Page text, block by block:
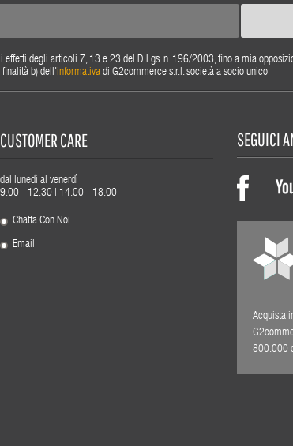
effetti degli articoli 7, 13 e 23 del D.Lgs. n. 196/2003, fino a mia
b) dell'informativadi G2commerce s.r.l. società a socio unico
CUSTOMER CARE
dal lunedì al venerdì
9.00 - 12.30 | 14.00 - 18.00
Chatta Con Noi
Email
SEGUICI
Acquista
800.000